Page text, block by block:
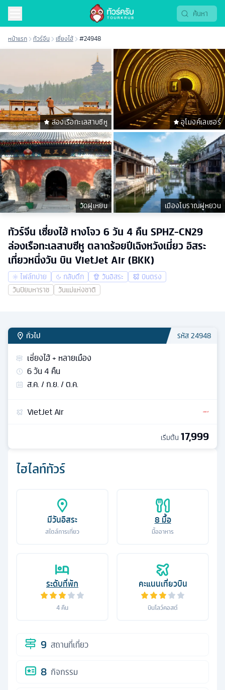
หน้าแรก ทัวร์จีน เซี่ยงไฮ้ #24948
ล่องเรือทะเลสาบซีหู อุโมงค์เลเซอร์
วัดฝูเหยน เมืองโบราณผู่หยวน
ทัวร์จีน เซี่ยงไฮ้ หางโจว 6 วัน 4 คืน SPHZ-CN29
ล่องเรือทะเลสาบซีหู ตลาดร้อยปีเฉิงหวังเมี่ยว อิสระ
เที่ยวหนึ่งวัน บิน VietJet Air (BKK)
ไฟล์ทบ่าย กลับดึก วันอิสระ
บินตรง
วันปิยมหาราช
วันแม่แห่งชาติ
ไฮไลท์ทัวร์
มีวันอิสระ
สไตล์การเที่ยว
8มื้อ
มื้ออาหาร
ระดับที่พัก
4 คืน
คะแนนเที่ยวบิน
บินโลว์คอสต์
9 สถานที่เที่ยว
8 กิจกรรม
ทั่วไป รหัส24948
เซี่ยงไฮ้ + หลายเมือง
6วัน4 คืน
ส.ค. / ก.ย. / ต.ค.
VietJet Air
เริ่มต้น 17,999